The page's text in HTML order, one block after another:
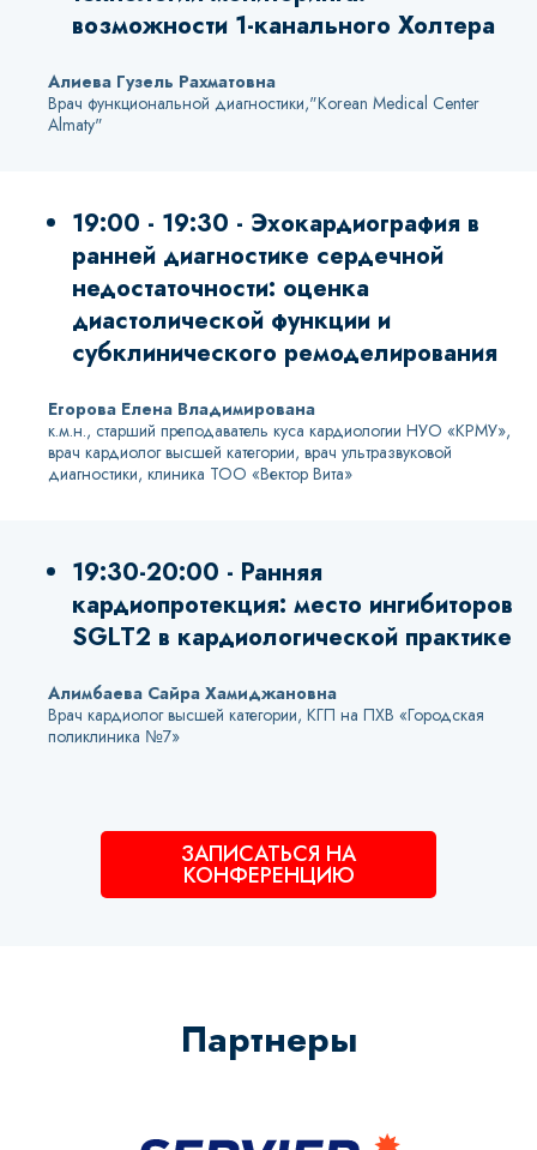
возможности 1-канального Холтера
Алиева Гузель Рахматовна
Врач функциональной диагностики,"Korean Medical Center
Almaty"
19:00 - 19:30 - Эхокардиография в
ранней диагностике сердечной
недостаточности: оценка
диастолической функции и
субклинического ремоделирования
Егорова Елена Владимирована
к.м.н., старший преподаватель куса кардиологии НУО «КРМУ»,
врач кардиолог высшей категории, врач ультразвуковой
диагностики, клиника ТОО «Вектор Вита»
19:30-20:00 - Ранняя
кардиопротекция: место ингибиторов
SGLT2 в кардиологической практике
Алимбаева Сайра Хамиджановна
Врач кардиолог высшей категории, КГП на ПХВ «Городская
поликлиника №7»
ЗАПИСАТЬСЯ НА
КОНФЕРЕНЦИЮ
Партнеры